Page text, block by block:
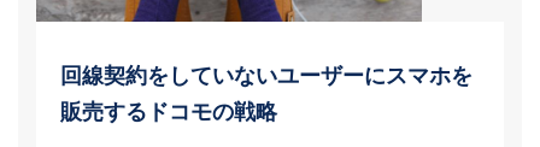
回線契約をしていないユーザーにスマホを
販売するドコモの戦略